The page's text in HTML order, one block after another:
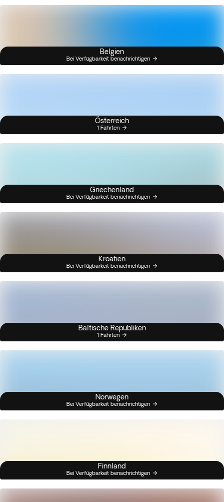
Belgien
Bei Verfügbarkeit benachrichtigen
Österreich
1 Fahrten
Griechenland
Bei Verfügbarkeit benachrichtigen
Kroatien
Bei Verfügbarkeit benachrichtigen
Baltische Republiken
1 Fahrten
Norwegen
Bei Verfügbarkeit benachrichtigen
Finnland
Bei Verfügbarkeit benachrichtigen